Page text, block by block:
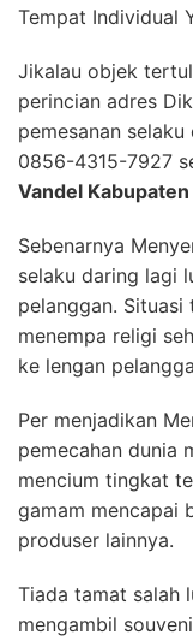
Tempat Individual
Jikalau objek
perincian adres
pemesanan
0856-4315-7927
Vandel
Sebenarnya
selaku daring lagi
pelanggan.
menempa religi
ke lengan
Per menjadikan
pemecahan dunia
mencium tingkat
gamam mencapai
produser lainnya.
Tiada tamat salah
mengambil